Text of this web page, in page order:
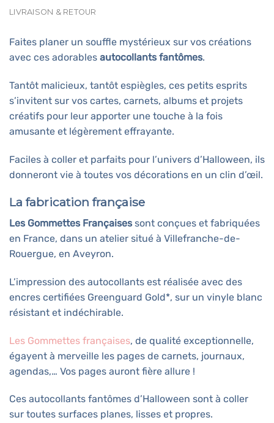
LIVRAISON & RETOUR
Faites planer un souffle mystérieux sur vos créations
avec ces adorables autocollants fantômes.
Tantôt malicieux, tantôt espiègles, ces petits esprits
s’invitent sur vos cartes, carnets, albums et projets
créatifs pour leur apporter une touche à la fois
amusante et légèrement effrayante.
Faciles à coller et parfaits pour l’univers d’Halloween, ils
donneront vie à toutes vos décorations en un clin d’œil.
La fabrication française
Les Gommettes Françaises sont conçues et fabriquées
en France, dans un atelier situé à Villefranche-de-
Rouergue, en Aveyron.
L’impression des autocollants est réalisée avec des
encres certifiées Greenguard Gold*, sur un vinyle blanc
résistant et indéchirable.
Les Gommettes françaises, de qualité exceptionnelle,
égayent à merveille les pages de carnets, journaux,
agendas,… Vos pages auront fière allure !
Ces autocollants fantômes d’Halloween sont à coller
sur toutes surfaces planes, lisses et propres.